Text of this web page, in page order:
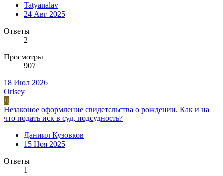
Tatyanalav
24 Авг 2025
Ответы
2
Просмотры
907
18 Июл 2026
Orisey
Д
Незаконое оформление свидетельства о рождении. Как и на
что подать иск в суд, подсудность?
Даниил Кузовков
15 Ноя 2025
Ответы
1